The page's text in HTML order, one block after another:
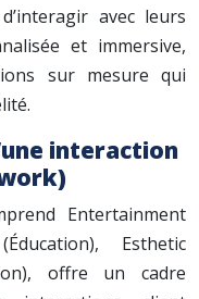
avec leurs
et immersive,
sur mesure qui
interaction
Entertainment
Esthetic
offre un cadre